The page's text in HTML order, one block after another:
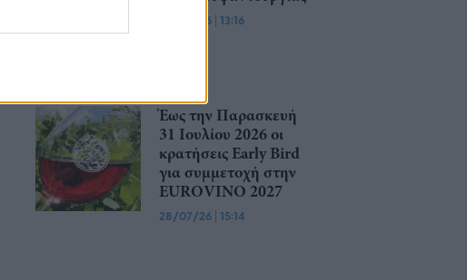
30/07/26 | 13:16
Έως την Παρασκευή
31 Ιουλίου 2026 οι
κρατήσεις Early Bird
για συμμετοχή στην
EUROVINO 2027
28/07/26 | 15:14